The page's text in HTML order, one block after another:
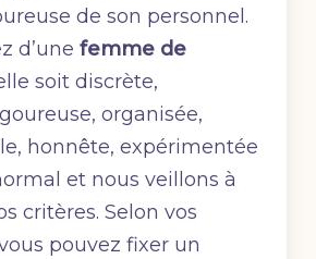
de son personnel.
d’unefemme de
soit discrète,
organisée,
honnête, expérimentée
et nous veillons à
critères. Selon vos
pouvez fixer un